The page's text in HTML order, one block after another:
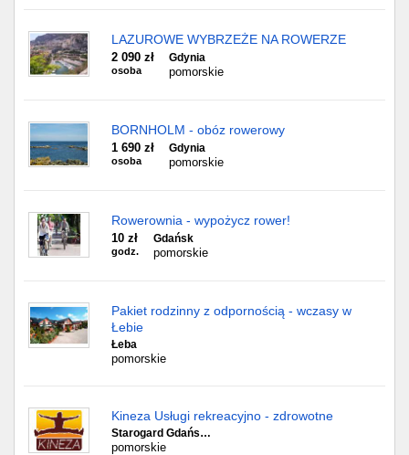
LAZUROWE WYBRZEŻE NA ROWERZE
2 090 zł
osoba
Gdynia
pomorskie
BORNHOLM - obóz rowerowy
1 690 zł
osoba
Gdynia
pomorskie
Rowerownia - wypożycz rower!
10 zł
godz.
Gdańsk
pomorskie
Pakiet rodzinny z odpornością - wczasy w
Łebie
Łeba
pomorskie
Kineza Usługi rekreacyjno - zdrowotne
Starogard Gdańs…
pomorskie